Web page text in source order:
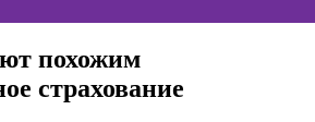
похожим
страхование